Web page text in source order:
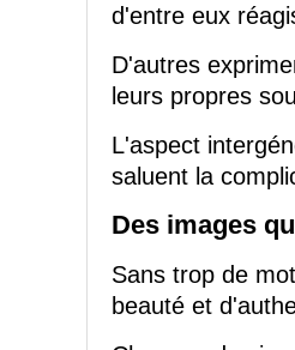
d'entre eux
D'autres
leurs propres
L'aspect
saluent la
Des images
Sans trop de
beauté et